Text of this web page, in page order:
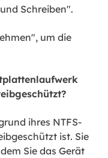
Schreiben".
um die
ihres NTFS-
ist. Sie
Sie das Gerät